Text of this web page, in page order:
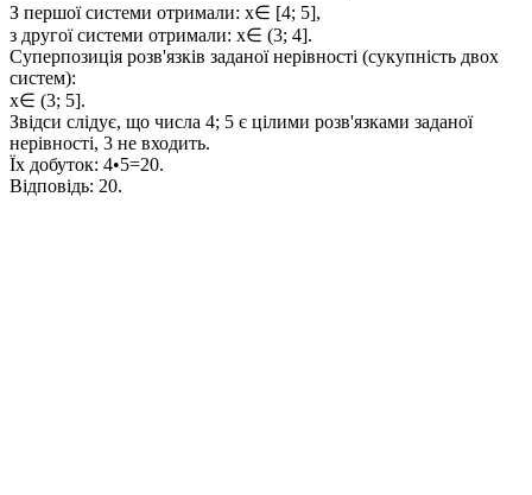
З першої системи отримали: x∈ [4; 5],
з другої системи отримали: x∈ (3; 4].
Суперпозиція розв'язків заданої нерівності (сукупність двох
систем):
x∈ (3; 5].
Звідси слідує, що числа 4; 5 є цілими розв'язками заданої
нерівності, 3 не входить.
Їх добуток: 4•5=20.
Відповідь: 20.